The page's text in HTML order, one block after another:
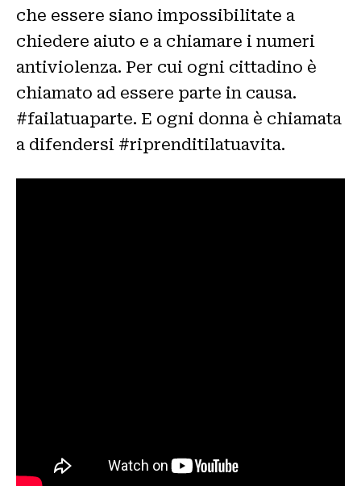
che essere siano impossibilitate a
chiedere aiuto e a chiamare i numeri
antiviolenza. Per cui ogni cittadino è
chiamato ad essere parte in causa.
#failatuaparte. E ogni donna è chiamata
a difendersi #riprenditilatuavita.